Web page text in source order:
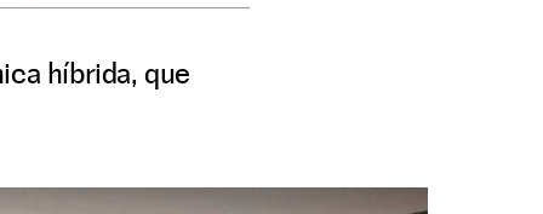
híbrida, que